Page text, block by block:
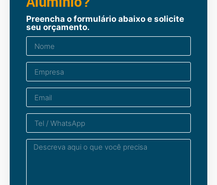
Preencha o formulário abaixo e solicite
seu orçamento.